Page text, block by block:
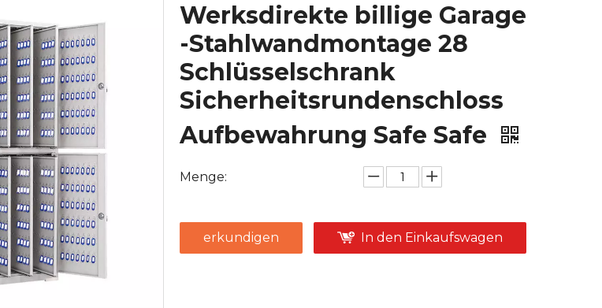
Werksdirekte billige Garage
-Stahlwandmontage 28
Schlüsselschrank
Sicherheitsrundenschloss
Aufbewahrung Safe Safe
Menge:
erkundigen In den Einkaufswagen